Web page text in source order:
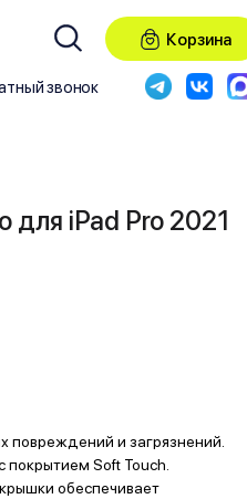
Корзина
звонок
для iPad Pro 2021
повреждений и загрязнений.
покрытием Soft Touch.
обеспечивает